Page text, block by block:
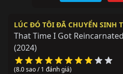
LÚC ĐÓ TÔI ĐÃ CHUYỂN SINH
That Time I Got
(2024)
(8.0 sao / 1 đánh giá)